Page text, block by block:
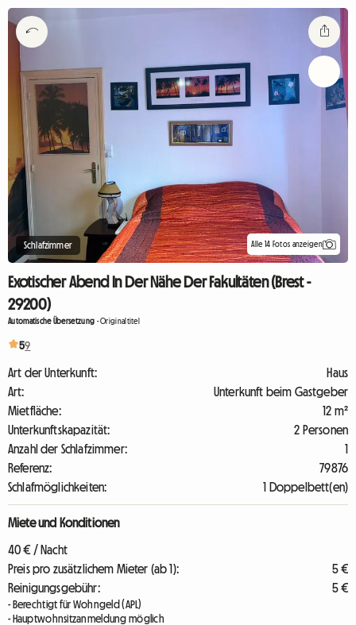
Schlafzimmer Alle 14 Fotos anzeigen
Exotischer Abend In Der Nähe Der Fakultäten (Brest -
29200)
Automatische Übersetzung -Originaltitel
59
Art der Unterkunft:
Haus
Art:
Unterkunft beim Gastgeber
Mietfläche:
12 m²
Unterkunftskapazität:
2 Personen
Anzahl der Schlafzimmer:
1
Referenz:
79876
Schlafmöglichkeiten:
1 Doppelbett(en)
Miete und Konditionen
40 € / Nacht
Preis pro zusätzlichem Mieter (ab 1):
5 €
Reinigungsgebühr:
5 €
- Berechtigt für Wohngeld (APL)
- Hauptwohnsitzanmeldung möglich